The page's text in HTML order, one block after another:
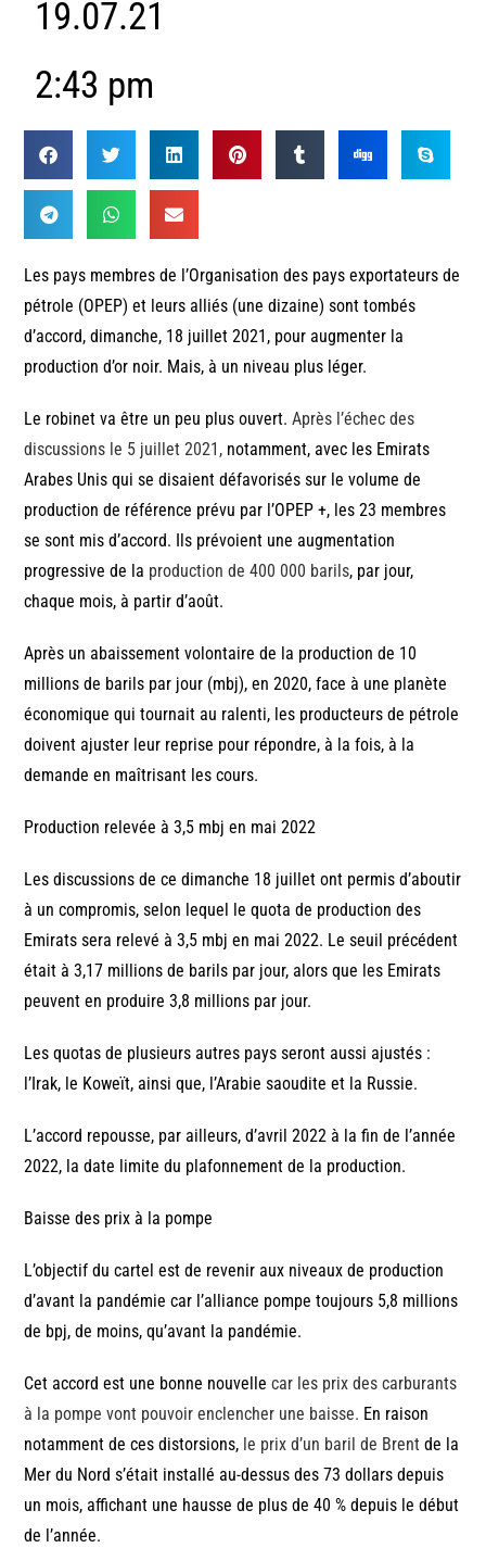
19.07.21
2:43 pm
Les pays membres de l’Organisation des pays exportateurs de
pétrole (OPEP) et leurs alliés (une dizaine) sont tombés
d’accord, dimanche, 18 juillet 2021, pour augmenter la
production d’or noir. Mais, à un niveau plus léger.
Le robinet va être un peu plus ouvert.Après l’échec des
discussions le 5 juillet 2021, notamment, avec les Emirats
Arabes Unis qui se disaient défavorisés sur le volume de
production de référence prévu par l’OPEP +, les 23 membres
se sont mis d’accord. Ils prévoient une augmentation
progressive de la production de 400 000 barils, par jour,
chaque mois, à partir d’août.
Après un abaissement volontaire de la production de 10
millions de barils par jour (mbj), en 2020, face à une planète
économique qui tournait au ralenti, les producteurs de pétrole
doivent ajuster leur reprise pour répondre, à la fois, à la
demande en maîtrisant les cours.
Production relevée à 3,5 mbj en mai 2022
Les discussions de ce dimanche 18 juillet ont permis d’aboutir
à un compromis, selon lequel le quota de production des
Emirats sera relevé à 3,5 mbj en mai 2022. Le seuil précédent
était à 3,17 millions de barils par jour, alors que les Emirats
peuvent en produire 3,8 millions par jour.
Les quotas de plusieurs autres pays seront aussi ajustés :
l’Irak, le Koweït, ainsi que, l’Arabie saoudite et la Russie.
L’accord repousse, par ailleurs, d’avril 2022 à la fin de l’année
2022, la date limite du plafonnement de la production.
Baisse des prix à la pompe
L’objectif du cartel est de revenir aux niveaux de production
d’avant la pandémie car l’alliance pompe toujours 5,8 millions
de bpj, de moins, qu’avant la pandémie.
Cet accord est une bonne nouvellecar les prix des carburants
à la pompe vont pouvoir enclencher une baisse. En raison
notamment de ces distorsions, le prix d’un baril de Brent de la
Mer du Nord s’était installé au-dessus des 73 dollars depuis
un mois, affichant une hausse de plus de 40 % depuis le début
de l’année.